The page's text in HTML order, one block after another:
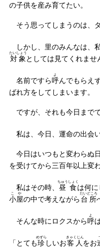
の子供を産み育てたい。
そう思ってしまうのは、
しかし、里のみんなは、
対象
たいしょう
としては見てくれませ
名前ですら呼
よ
んでもらえ
ばれ方をしてしまいます。
ですが、それも今日までで
私は、今日、運命の出会
今日はいつもと変わらぬ
を受けてから三百年以上変
私はその時、 昼食
ちゅうしょく
は何
小屋
こや
の中で考えながら 台所
だいどころ
そんな時にロクスから呼
よ
「とても珍
めずら
しいお客人
きゃくじん
をお